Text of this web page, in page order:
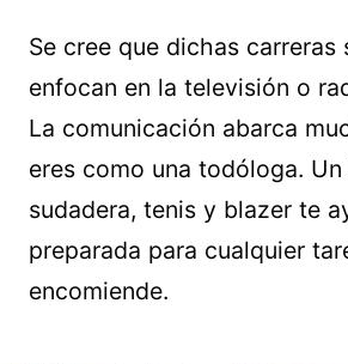
Se cree que dichas carreras
enfocan en la televisión o
La comunicación abarca
eres como una todóloga.
sudadera, tenis y blazer te
preparada para cualquier
encomiende.